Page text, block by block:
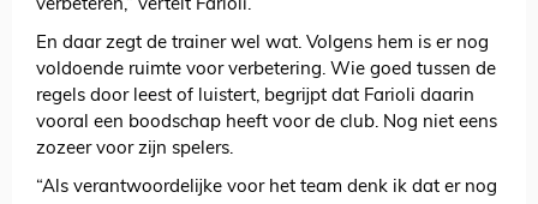
verbeteren,” vertelt Farioli.
En daar zegt de trainer wel wat. Volgens hem is er nog
voldoende ruimte voor verbetering. Wie goed tussen de
regels door leest of luistert, begrijpt dat Farioli daarin
vooral een boodschap heeft voor de club. Nog niet eens
zozeer voor zijn spelers.
“Als verantwoordelijke voor het team denk ik dat er nog